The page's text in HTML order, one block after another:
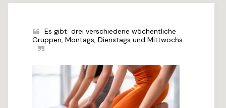
Es gibt  drei verschiedene wöchentliche
Gruppen, Montags, Dienstags und Mittwochs.